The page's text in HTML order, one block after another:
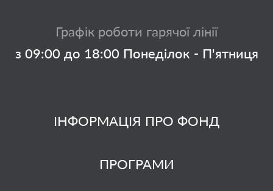
ІНФОРМАЦІЯ ПРО ФОНД
ПРОГРАМИ
Графік роботи гарячої лінії
з 09:00 до 18:00 Понеділок - П'ятниця